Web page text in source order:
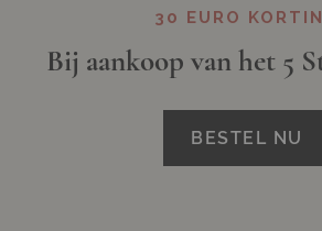
30 EURO
Bij aankoop van het 5
BESTEL NU